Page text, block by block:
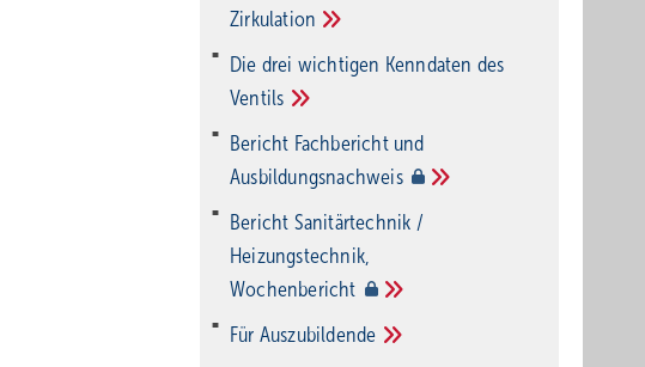
Zirkulation
Die drei wichtigen Kenndaten des
Ventils
Bericht Fachbericht und
Ausbildungsnachweis
Bericht Sanitärtechnik /
Heizungstechnik,
Wochenbericht
Für Auszubildende